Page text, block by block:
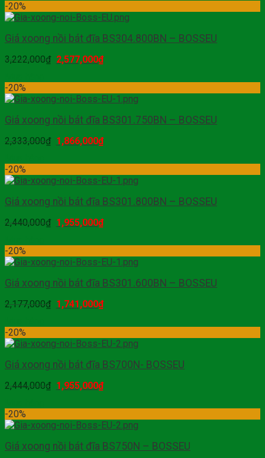
-20%
Giá xoong nồi bát đĩa BS304.800BN – BOSSEU
3,222,000₫ 2,577,000₫
-20%
Giá xoong nồi bát đĩa BS301.750BN – BOSSEU
2,333,000₫ 1,866,000₫
-20%
Giá xoong nồi bát đĩa BS301.800BN – BOSSEU
2,440,000₫ 1,955,000₫
-20%
Giá xoong nồi bát đĩa BS301.600BN – BOSSEU
2,177,000₫ 1,741,000₫
-20%
Giá xoong nồi bát đĩa BS700N- BOSSEU
2,444,000₫ 1,955,000₫
-20%
Giá xoong nồi bát đĩa BS750N – BOSSEU